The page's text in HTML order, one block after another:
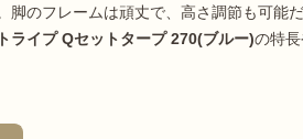
脚のフレームは頑丈で、高さ調節も可能
ライプ Qセットタープ 270(ブルー)の特